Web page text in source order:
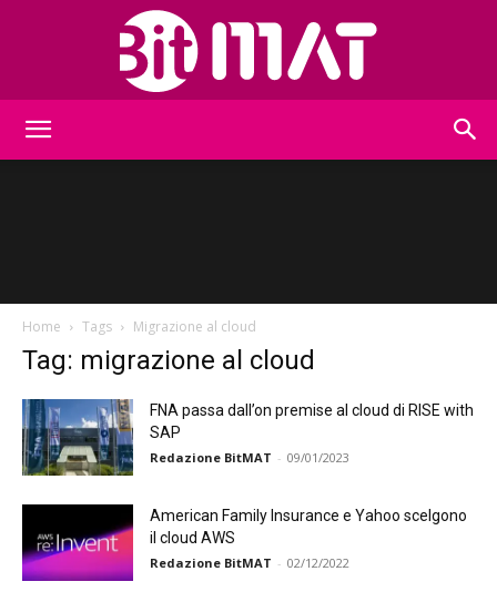
Home Tags Migrazione al cloud
Tag: migrazione al cloud
FNA passa dall’on premise al cloud di RISE with
SAP
Redazione BitMAT - 09/01/2023
American Family Insurance e Yahoo scelgono
il cloud AWS
Redazione BitMAT - 02/12/2022